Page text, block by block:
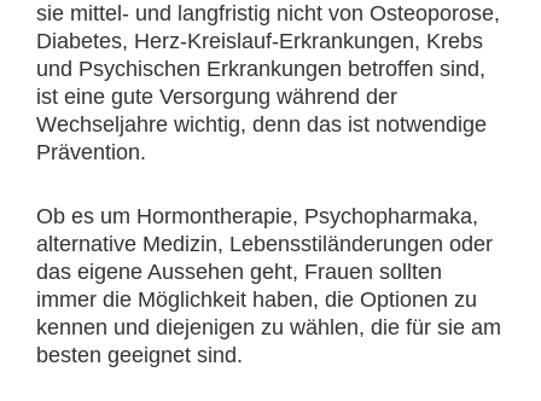
sie mittel- und langfristig nicht von Osteoporose,
Diabetes, Herz-Kreislauf-Erkrankungen, Krebs
und Psychischen Erkrankungen betroffen sind,
ist eine gute Versorgung während der
Wechseljahre wichtig, denn das ist notwendige
Prävention.
Ob es um Hormontherapie, Psychopharmaka,
alternative Medizin, Lebensstiländerungen oder
das eigene Aussehen geht, Frauen sollten
immer die Möglichkeit haben, die Optionen zu
kennen und diejenigen zu wählen, die für sie am
besten geeignet sind.